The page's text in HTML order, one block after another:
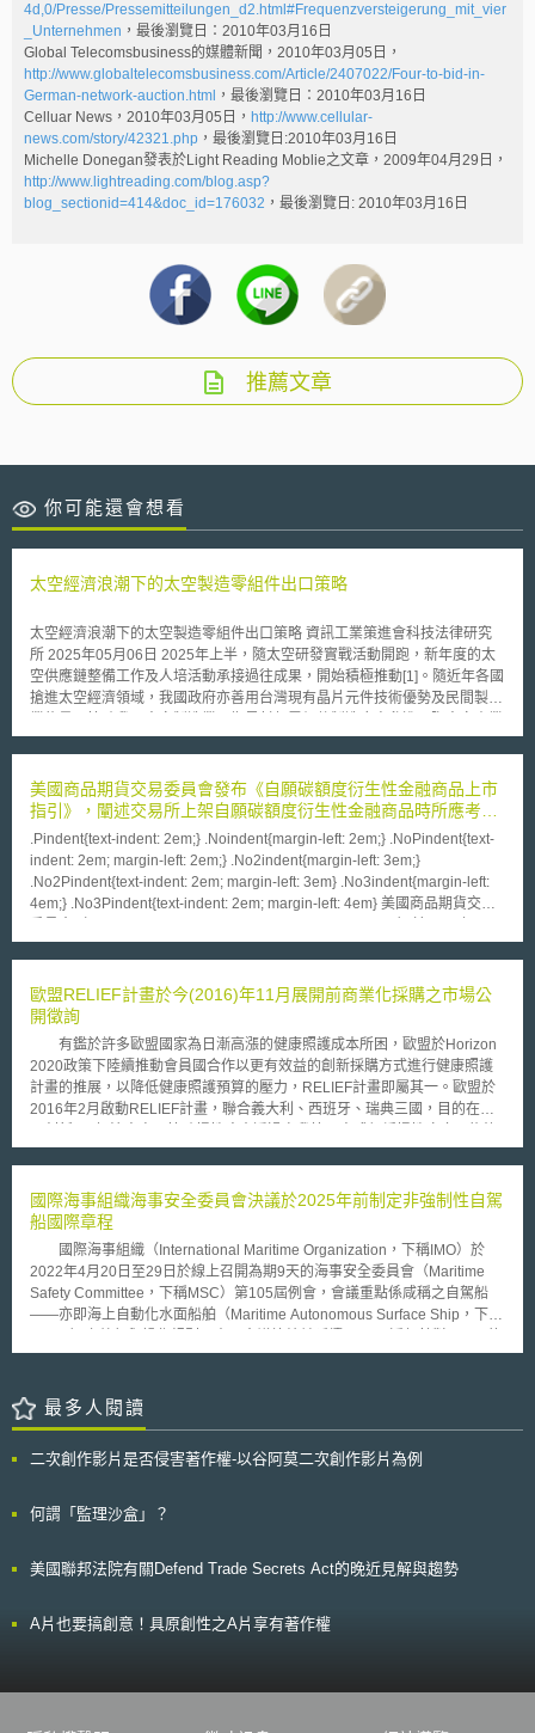
4d,0/Presse/Pressemitteilungen_d2.html#Frequenzversteigerung_mit_vier
_Unternehmen ，最後瀏覽日：2010年03月16日
Global Telecomsbusiness的媒體新聞，2010年03月05日，
http://www.globaltelecomsbusiness.com/Article/2407022/Four-to-bid-in-
German-network-auction.html ，最後瀏覽日：2010年03月16日
Celluar News，2010年03月05日， http://www.cellular-
news.com/story/42321.php ，最後瀏覽日:2010年03月16日
Michelle Donegan發表於Light Reading Moblie之文章，2009年04月29日，
http://www.lightreading.com/blog.asp?
blog_sectionid=414&doc_id=176032 ，最後瀏覽日: 2010年03月16日
推薦文章
你可能還會想看
太空經濟浪潮下的太空製造零組件出口策略
太空經濟浪潮下的太空製造零組件出口策略 資訊工業策進會科技法律研究
所 2025年05月06日 2025年上半，隨太空研發實戰活動開跑，新年度的太
空供應鏈整備工作及人培活動承接過往成果，開始積極推動[1]。隨近年各國
搶進太空經濟領域，我國政府亦善用台灣現有晶片元件技術優勢及民間製造
供應鏈，期許創造出口順差並提升台灣的國際經濟地位。惟與其他傳統產業
協定，且所屬市場受各國技術及進出口法制整備情況所限，推動相關產品進
出口時，仍有眾多議題待處理和釐清。 壹、推動太空射頻零組件出口策略
優勢。近年來，我國業者為搶占國際市場，積極發展與重要衛星營運商、各
國業者間之貿易關係。然目前各國對於射頻器材進口，多設有審驗管控及品
項限制規定，使我國衛星射頻零組件製造廠商於出口、貿易過程中，負擔繁
重程序成本。 前揭情況下，政府若期許協助我國廠商將產品輸出他國，或
機制，降低我國廠商將產品輸出他國之驗測、程序成本，應為第一要務。而
低射頻器材進出口驗測、程序成本之重要協議之一。 一、一般射頻器材進
口及審驗機制 我國電信管制射頻器材依據對電波秩序之影響程度，區分為
第一級、第二級。第一級包含公眾電信網路設置使用之無線發射或收發設
備、供專用電信網路設置使用之無線發射或收發設備等四項，第二級則包含
無線電信終端設備、有線電話無線主副機、天線直徑三公尺以下之固定衛星
地球電臺、行動衛星地球電臺等八項。依據不同層級，進行進口核准證申請
時，應備妥不同文件。惟無論為第一級、第二級電信管制射頻器材，進口我
國後皆須進行測試、審驗(認證)。具體流程如圖一。[2] 圖一 電信管制射頻
場管理〉，《NCC NEWS》，第19卷第1期，頁2-3（2025）。 通常情況
下，預估於我國銷售之電信射頻設備，測試、審驗(認證)程序多於我國進
行。此慣例亦常見於各國廠商進出口業務，以確保設備符合進口國或銷售國
法規要求。惟於廠商而言，於他國推進繁複測試、審驗(認證)程序，所需耗
費之倉儲、物流、人力、行政成本高昂。此情況雖有助於電信射頻設備安全
與市場管理，惟不利於貿易效率。為調適前揭有礙貿易之困境，眾多國家開
始積極促進電信設備互認協議（Mutual Recognition Agreement）關係之建
Mutual Recognition Arrangement, APEC TEL MRA），並於1999年正式實
施。該協議主要目標在於簡化APEC成員國進行電信設備貿易時的測試和核
准流程，降低貿易壁壘及市場進入障礙，範圍囊括所有受電信法規規範的設
機關，提出電信設備合格測試實驗室或認證機構名單，並經他方約定國認
試或認證機構認證，出口時，即無需在他方約定國複行測試或認證程序。[4]
考量各國測試、認證機構技術與標準之差異，並因應各國貿易政策限制，目
互承認，意即二國有互相認可之測試實驗室，約定互相承認測試報告。電信
美國商品期貨交易委員會發布《自願碳額度衍生性金融商品上市
指引》，闡述交易所上架自願碳額度衍生性金融商品時所應考量
之因素
.Pindent{text-indent: 2em;} .Noindent{margin-left: 2em;} .NoPindent{text-
indent: 2em; margin-left: 2em;} .No2indent{margin-left: 3em;}
.No2Pindent{text-indent: 2em; margin-left: 3em} .No3indent{margin-left:
4em;} .No3Pindent{text-indent: 2em; margin-left: 4em} 美國商品期貨交易
15日發布《自願碳額度衍生性金融商品上市指引》（Commission
Contracts），闡述交易所上架自願碳額度衍生性金融商品時所應考量之因
素，旨在推動仍處於發展階段的自願碳額度商品之標準化，以強化其透明度
與流動性。本指引認為，決定進行上市交易前應先行考量下列因素： 1.透明
度（Transparency）：契約應公開碳額度方案（crediting program）與所
認證減量專案活動之相關資訊。 2.外加性（Additionality）：若無碳額度構
成誘因，則其所代表之碳減量或移除將無從發生。 3.永久性與應對反轉風險
（Permanence and Accounting for the Risk of Reversal）：碳額度方案所
質相當之碳額度。 4.穩健量化（Robust Quantification）：量化方法應穩
（Governance）：碳額度方案應具備公開治理框架以建構獨立性、透明度
及問責制度。 6.追蹤與避免重複計算（Tracking and No Double
Counting）：碳額度方案應追蹤碳額度之核發、轉讓及註銷，並確保已註銷
額度不會再被使用而導致減排或移除量重複計算。 7.第三方確證及查證
（Third-Party Validation and Verification）：契約應明確記載第三方確證及
查證程序，以確保碳額度實物交割符合品質要求，並與自願碳市場最新標準
一致。
歐盟RELIEF計畫於今(2016)年11月展開前商業化採購之市場公
開徵詢
有鑑於許多歐盟國家為日漸高漲的健康照護成本所困，歐盟於Horizon
2020政策下陸續推動會員國合作以更有效益的創新採購方式進行健康照護
計畫的推展，以降低健康照護預算的壓力，RELIEF計畫即屬其一。歐盟於
2016年2月啟動RELIEF計畫，聯合義大利、西班牙、瑞典三國，目的在發
持續獨立生活。欲採購的ICT創新服務為目前尚不存在於市場上、仍需經研
畫係採「前商業化採購(Pre-Commercial Procurement, PCP)」方式進行跨
國公告招標。目前RELIEF計畫正在進行PCP準備階段之公開市場徵詢，除
了透過2個月（今年11、12月）的公開線上問卷調查業者意見，另將以
workshop形式舉辦三場公開市場徵詢會議。 RELIEF計畫另一重要目標
就是透過此計畫以建立完整PCP流程，讓未來參與相關計畫的公部門能夠熟
悉並妥善運用PCP流程及工具 。「前商業化採購」為歐盟廣泛創新戰略中
所指出能協助公部門採購「研發服務」的特殊採購程序，以滿足尚未存在市
執行階段。於準備階段會進行PCP招標文件準備、採購團隊的需求及現有技
術分析、公開市場徵詢(Open Market Consultation, OMC)；由於採購機關
對其需求尚無具體的規格描述，必須經廣泛的市場意見徵詢與溝通以進一步
廣蒐相關利害關係團體意見並進行充分互動溝通，作為執行階段的重要參考
(Solution design)」（計半年）、階段B「原型開發(Prototype
應達成目標，以篩選出較符合需求者始得進入下一階段，以維持廠商間良性
該計畫的規劃可見準備階段對後續PCP執行階段的重要性，透過其示範可供
國際海事組織海事安全委員會決議於2025年前制定非強制性自駕
船國際章程
國際海事組織（International Maritime Organization，下稱IMO）於
2022年4月20日至29日於線上召開為期9天的海事安全委員會（Maritime
Safety Committee，下稱MSC）第105屆例會，會議重點係咸稱之自駕船
——亦即海上自動化水面船舶（Maritime Autonomous Surface Ship，下稱
工作，包括2018年提出MASS實驗框架規範，以及2021年提出MASS法制
外，鑒於船舶相關智慧科技快速發展，MSC決議於2025年之前，針對各級
MASS制定非強制性（voluntary）之章程及規定後，蒐集各國的實務經驗與
效並適用於IMO全體會員國。 部分會員國（例如日本）從造船技術出
統、設備的功能要求。挪威則建議應按第103屆會議所盤點之法規，優先處
為操作，因此MASS的法制應以「人機協同」為基礎，方能合乎SOLAS公約
先適用於「貨船」，而非「客船」。本屆會議顯示IMO已加快MASS法制工
最多人閱讀
二次創作影片是否侵害著作權-以谷阿莫二次創作影片為例
何謂「監理沙盒」？
美國聯邦法院有關Defend Trade Secrets Act的晚近見解與趨勢
A片也要搞創意！具原創性之A片享有著作權